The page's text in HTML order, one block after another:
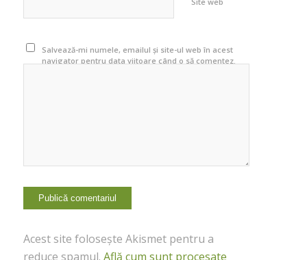
Salvează-mi numele, emailul și site-ul web în acest
navigator pentru data viitoare când o să comentez.
Acest site folosește Akismet pentru a
reduce spamul. Află cum sunt procesate